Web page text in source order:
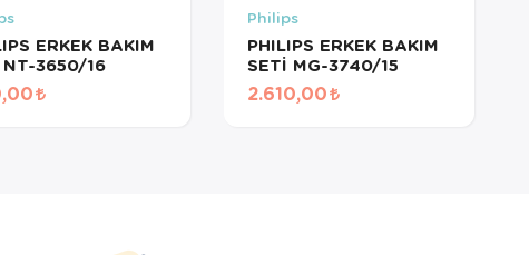
ERKEK BAKIM
NT-3650/16
Philips
PHILIPS ERKEK BAKIM
SETİ MG-3740/15
2.610,00